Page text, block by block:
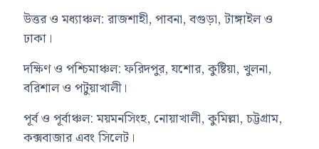
উত্তর ও মধ্যাঞ্চল: রাজশাহী, পাবনা, বগুড়া, টাঙ্গাইল ও
ঢাকা।
দক্ষিণ ও পশ্চিমাঞ্চল: ফরিদপুর, যশোর, কুষ্টিয়া, খুলনা,
বরিশাল ও পটুয়াখালী।
পূর্ব ও পূর্বাঞ্চল: ময়মনসিংহ, নোয়াখালী, কুমিল্লা, চট্টগ্রাম,
কক্সবাজার এবং সিলেট।